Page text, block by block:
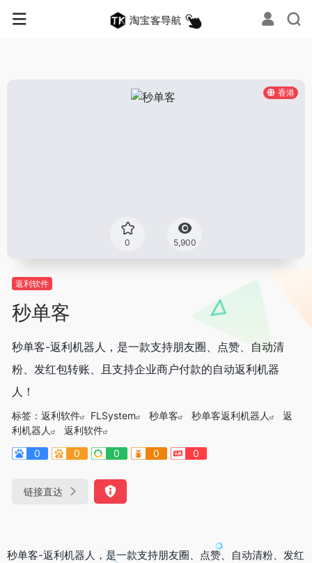
香港
0 5,900
返利软件
秒单客
秒单客-返利机器人，是一款支持朋友圈、点赞、自动清
粉、发红包转账、且支持企业商户付款的自动返利机器
人！
标签： 返利软件 FLSystem 秒单客 秒单客返利机器人
返
利机器人
返利软件
0
0 0 0 0
链接直达
秒单客-返利机器人，是一款支持朋友圈、点赞、自动清粉、发红